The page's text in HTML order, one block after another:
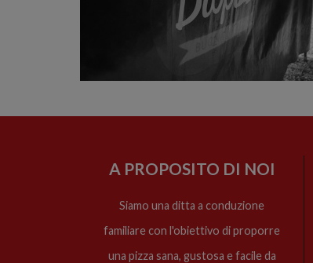
A PROPOSITO DI NOI
Siamo una ditta a conduzione
familiare con l'obiettivo di proporre
una pizza sana, gustosa e facile da